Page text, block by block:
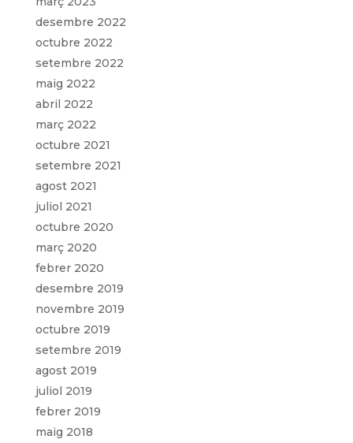
desembre 2022
octubre 2022
setembre 2022
maig 2022
abril 2022
març 2022
octubre 2021
setembre 2021
agost 2021
juliol 2021
octubre 2020
març 2020
febrer 2020
desembre 2019
novembre 2019
octubre 2019
setembre 2019
agost 2019
juliol 2019
febrer 2019
maig 2018